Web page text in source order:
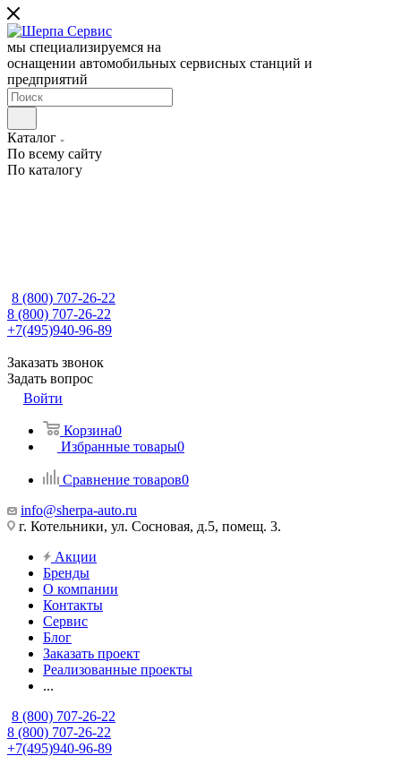
мы специализируемся на
оснащении автомобильных сервисных станций и
предприятий
Каталог
По всему сайту
По каталогу
8 (800) 707-26-22
8 (800) 707-26-22
+7(495)940-96-89
Заказать звонок
Задать вопрос
Войти
Корзина0
Избранные товары0
Сравнение товаров0
info@sherpa-auto.ru
г. Котельники, ул. Сосновая, д.5, помещ. 3.
Акции
Бренды
О компании
Контакты
Сервис
Блог
Заказать проект
Реализованные проекты
...
8 (800) 707-26-22
8 (800) 707-26-22
+7(495)940-96-89